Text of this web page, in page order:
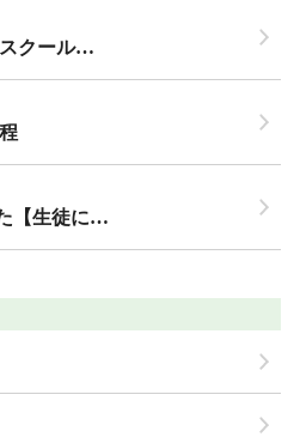
クール…
【生徒に…